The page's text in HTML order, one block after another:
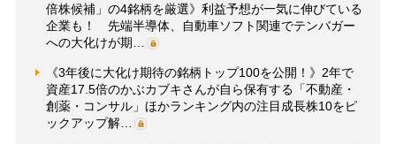
倍株候補」の4銘柄を厳選》利益予想が一気に伸びている
企業も！ 先端半導体、自動車ソフト関連でテンバガー
への大化けが期…
《3年後に大化け期待の銘柄トップ100を公開！》2年で
資産17.5倍のかぶカブキさんが自ら保有する「不動産・
創薬・コンサル」ほかランキング内の注目成長株10をピ
ックアップ解…